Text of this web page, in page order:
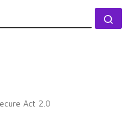
Act 2.0